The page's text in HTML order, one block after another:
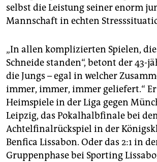
selbst die Leistung seiner enorm
Mannschaft in echten
„In allen komplizierten Spielen, die
Schneide standen“, betont der 43-
die Jungs – egal in welcher
immer, immer, immer geliefert.“
Heimspiele in der Liga gegen
Leipzig, das Pokalhalbfinale bei
Achtelfinalrückspiel in der
Benfica Lissabon. Oder das 2:1 in
Gruppenphase bei Sporting